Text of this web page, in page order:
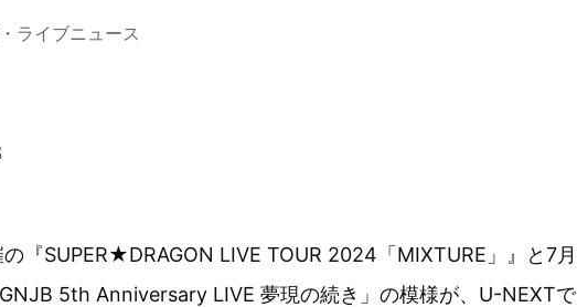
ライブニュース
『SUPER★DRAGON LIVE TOUR 2024「MIXTURE」』と7月
5th Anniversary LIVE 夢現の続き」の模様が、U-NEXTで